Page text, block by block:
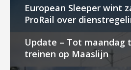
European Sleeper wint
ProRail over
Update – Tot maandag
treinen op Maaslijn